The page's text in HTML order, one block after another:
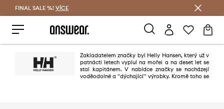
FINAL SALE %! VÍCE
Zakladatelem značky byl Helly Hansen, který už v
patnácti letech vyplul na mořei a na deset let se
stal kapitánem. V nabídce značky se nacházejí
voděodolné a "dýchající" výrobky. Kromě toho se